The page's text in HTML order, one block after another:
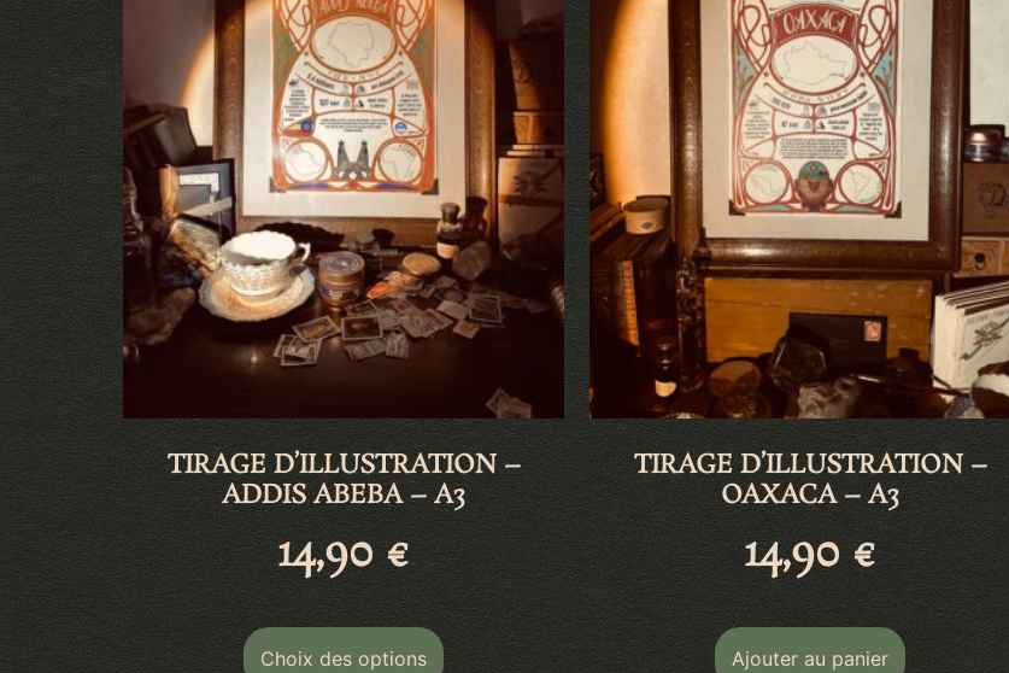
TIRAGE D’ILLUSTRATION –
ADDIS ABEBA – A3
14,90€
Choix des options
TIRAGE D’ILLUSTRATION –
OAXACA – A3
14,90€
Ajouter au panier